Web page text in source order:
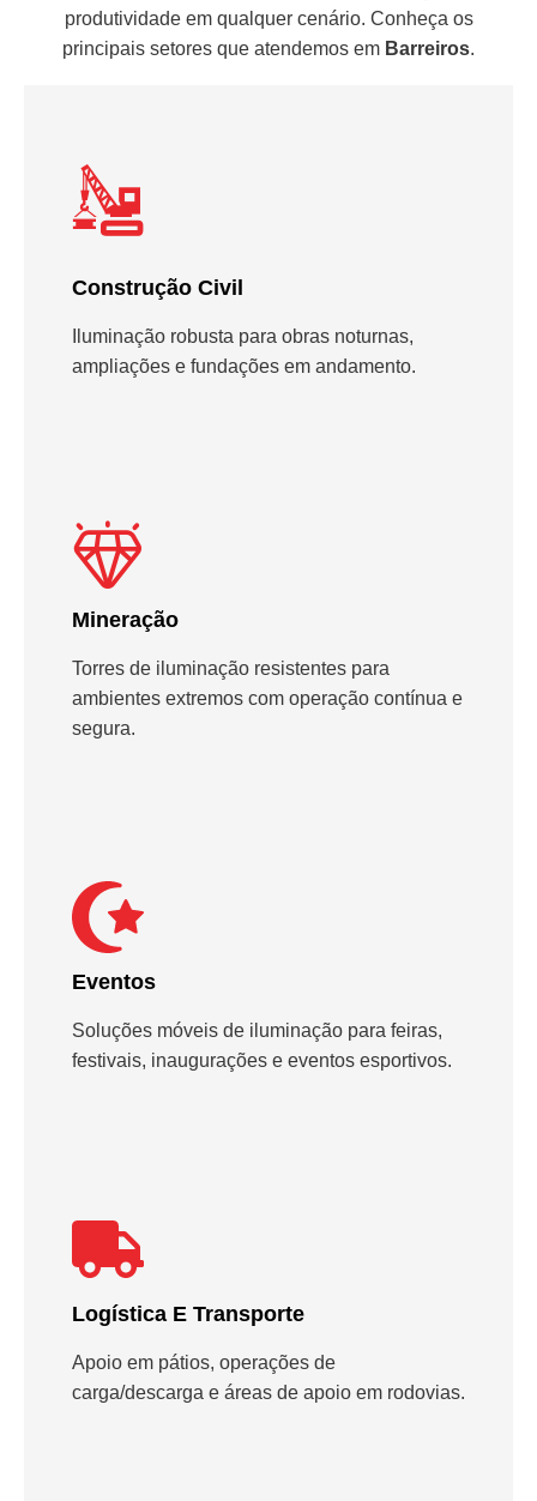
produtividade em qualquer cenário. Conheça os
principais setores que atendemos em Barreiros.
Construção Civil
Iluminação robusta para obras noturnas,
ampliações e fundações em andamento.
Mineração
Torres de iluminação resistentes para
ambientes extremos com operação contínua e
segura.
Eventos
Soluções móveis de iluminação para feiras,
festivais, inaugurações e eventos esportivos.
Logística E Transporte
Apoio em pátios, operações de
carga/descarga e áreas de apoio em rodovias.